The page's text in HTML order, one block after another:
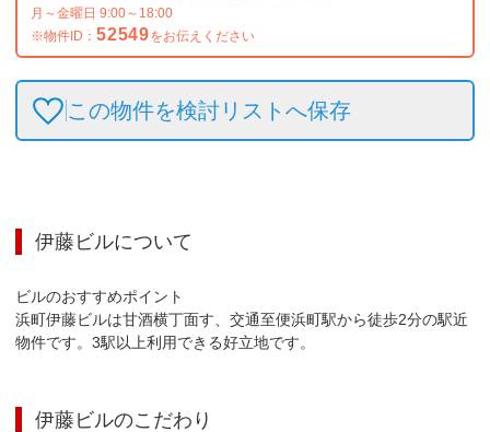
月～金曜日 9:00～18:00
※物件ID： 52549をお伝えください
この物件を検討リストへ保存
伊藤ビルについて
ビルのおすすめポイント
浜町伊藤ビルは甘酒横丁面す、交通至便浜町駅から徒歩2分の駅近
物件です。3駅以上利用できる好立地です。
伊藤ビルのこだわり